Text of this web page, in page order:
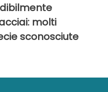
molti
sconosciute